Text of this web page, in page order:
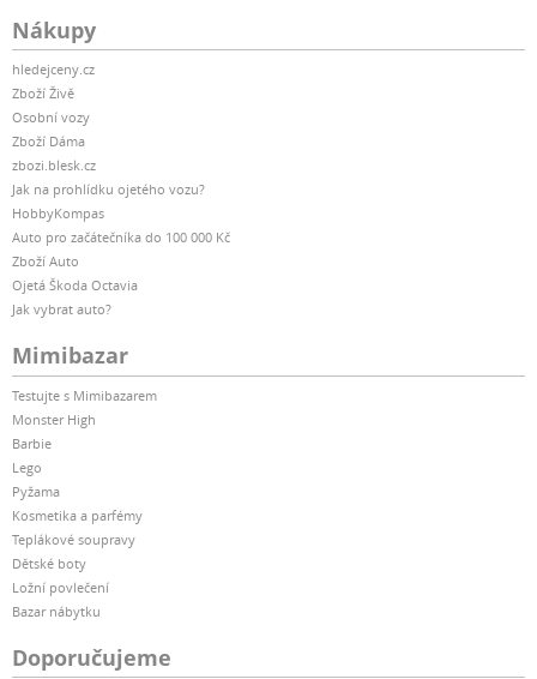
Nákupy
hledejceny.cz
Zboží Živě
Osobní vozy
Zboží Dáma
zbozi.blesk.cz
Jak na prohlídku ojetého vozu?
HobbyKompas
Auto pro začátečníka do 100 000 Kč
Zboží Auto
Ojetá Škoda Octavia
Jak vybrat auto?
Mimibazar
Testujte s Mimibazarem
Monster High
Barbie
Lego
Pyžama
Kosmetika a parfémy
Teplákové soupravy
Dětské boty
Ložní povlečení
Bazar nábytku
Doporučujeme